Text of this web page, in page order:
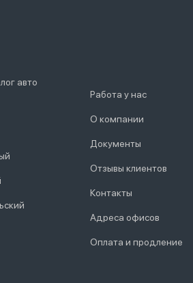
авто
Работа у нас
О компании
Документы
Отзывы клиентов
Контакты
Адреса офисов
Оплата и продление